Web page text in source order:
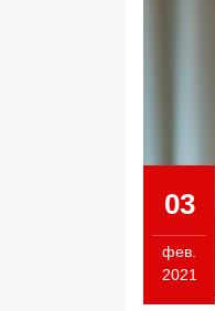
03
фев.
2021